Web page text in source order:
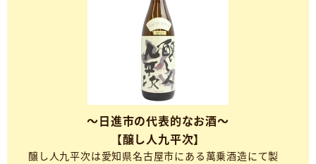
～日進市の代表的なお酒～
【醸し人九平次】
醸し人九平次は愛知県名古屋市にある萬乗酒造にて製